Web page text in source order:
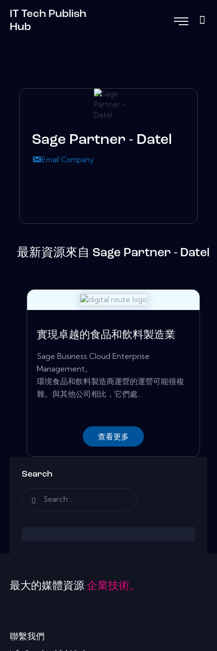
IT Tech Publish
Hub
Sage Partner - Datel
Email Company
最新資源來自 Sage Partner - Datel
實現卓越的食品和飲料製造業
Sage Business Cloud Enterprise
Management。
環境食品和飲料製造商運營的運營可能很複
雜。與其他公司相比，它們處...
查看更多
Search
最大的媒體資源 企業技術。
聯繫我們